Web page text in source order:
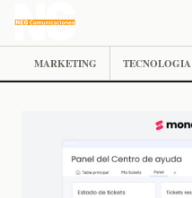
MARKETING TECNOLOGIA